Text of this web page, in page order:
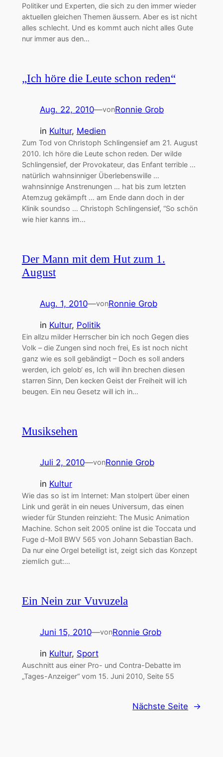
Politiker und Experten, die sich zu den immer wieder
aktuellen gleichen Themen äussern. Aber es ist nicht
alles schlecht. Und es kommt auch nicht alles Gute
nur immer aus den…
„Ich höre die Leute schon reden“
Aug. 22, 2010—vonRonnie Grob
in Kultur, Medien
Zum Tod von Christoph Schlingensief am 21. August
2010. Ich höre die Leute schon reden. Der wilde
Schlingensief, der Provokateur, das Enfant terrible …
natürlich wahnsinniger Überlebenswille …
wahnsinnige Anstrenungen … hat bis zum letzten
Atemzug gekämpft … am Ende dann doch in der
Klinik soundso … Christoph Schlingensief, “So schön
wie hier kanns im…
Der Mann mit dem Hut zum 1.
August
Aug. 1, 2010—vonRonnie Grob
in Kultur, Politik
Ein allzu milder Herrscher bin ich noch Gegen dies
Volk – die Zungen sind noch frei, Es ist noch nicht
ganz wie es soll gebändigt – Doch es soll anders
werden, ich gelob‘ es, Ich will ihn brechen diesen
starren Sinn, Den kecken Geist der Freiheit will ich
beugen. Ein neu Gesetz will ich in…
Musiksehen
Juli 2, 2010—vonRonnie Grob
in Kultur
Wie das so ist im Internet: Man stolpert über einen
Link und gerät in ein neues Universum, das einen
wieder für Stunden reinzieht: The Music Animation
Machine. Schon seit 2005 online ist die Toccata und
Fuge d-Moll BWV 565 von Johann Sebastian Bach.
Da nur eine Orgel beteiligt ist, zeigt sich das Konzept
ziemlich gut:…
Ein Nein zur Vuvuzela
Juni 15, 2010—vonRonnie Grob
in Kultur, Sport
Auschnitt aus einer Pro- und Contra-Debatte im
„Tages-Anzeiger“ vom 15. Juni 2010, Seite 55
Nächste Seite →